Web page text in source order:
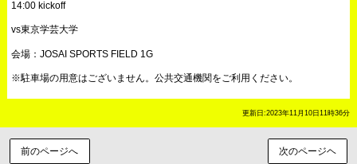
14:00 kickoff
vs東京学芸大学
会場：JOSAI SPORTS FIELD 1G
※駐車場の用意はございません。公共交通機関をご利用ください。
更新日:2023年11月10日11時36分
前のページへ 次のページヘ